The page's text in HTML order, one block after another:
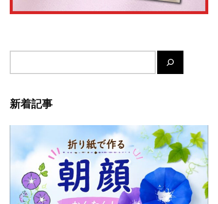
内
検
索
新着記事